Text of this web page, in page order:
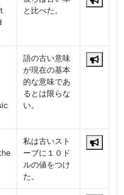
と比べた。
語の古い意味
が現在の基本
的な意味であ
るとは限らな
い。
私は古いスト
ーブに１０ド
ルの値をつけ
た。